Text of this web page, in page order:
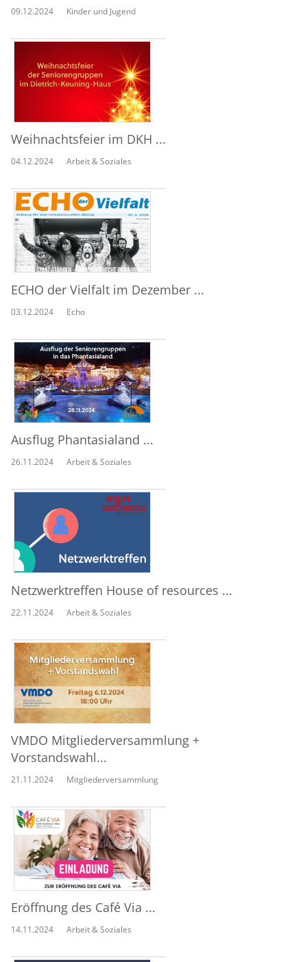
09.12.2024 Kinder und Jugend
Weihnachtsfeier im DKH ...
04.12.2024 Arbeit & Soziales
ECHO der Vielfalt im Dezember ...
03.12.2024 Echo
Ausflug Phantasialand ...
26.11.2024 Arbeit & Soziales
Netzwerktreffen House of resources ...
22.11.2024 Arbeit & Soziales
VMDO Mitgliederversammlung +
Vorstandswahl...
21.11.2024 Mitgliederversammlung
Eröffnung des Café Via ...
14.11.2024 Arbeit & Soziales